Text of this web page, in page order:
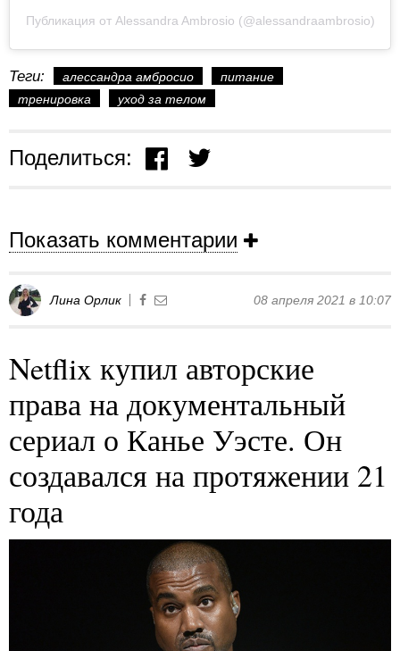
Публикация от Alessandra Ambrosio (@alessandraambrosio)
Теги: алессандра амбросио
питание
тренировка
уход за телом
Поделиться:
Показать комментарии
Лина Орлик 08 апреля 2021 в 10:07
Netflix купил авторские
права на документальный
сериал о Канье Уэсте. Он
создавался на протяжении 21
года